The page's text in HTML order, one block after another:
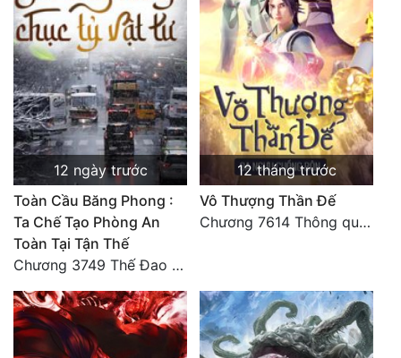
Quân Sự
Sảng Văn
Sắc
Sủng
Thanh Xuân
Tiên Hiệp
Tiểu Thuyết
Trinh Thám
Triều Đấu
Trùng Sinh
12 ngày trước
Toàn Cầu Băng Phong :
Ta Chế Tạo Phòng An
Toàn Tại Tận Thế
Chương 3749 Thế Đao xuất kích
12 tháng trước
Vô Thượng Thần Đế
Chương 7614 Thông quan ban thưởng, Ngục Hải Yên Thần Quang